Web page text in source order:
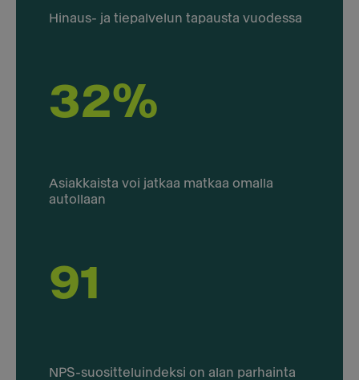
Hinaus- ja tiepalvelun tapausta vuodessa
32%
Asiakkaista voi jatkaa matkaa omalla
autollaan
91
NPS-suositteluindeksi on alan parhainta